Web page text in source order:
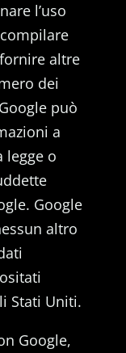
l’uso
altre
dei
può
a
legge o
Google
altro
Stati Uniti.
Google,